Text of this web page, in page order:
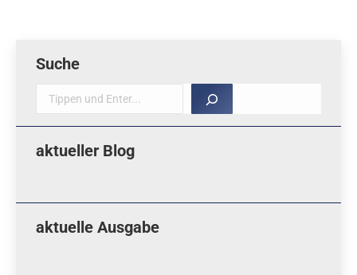
Suche
Suche
aktueller Blog
aktuelle Ausgabe